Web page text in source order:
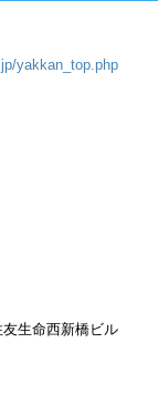
yakkan_top.php
生命西新橋ビル